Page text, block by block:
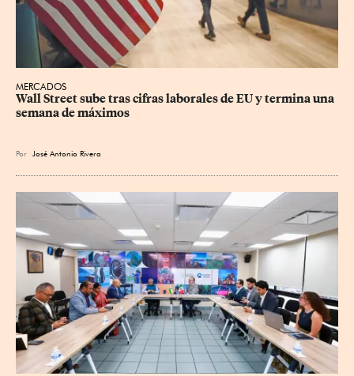
MERCADOS
Wall Street sube tras cifras laborales de EU y termina una
semana de máximos
Por José Antonio Rivera